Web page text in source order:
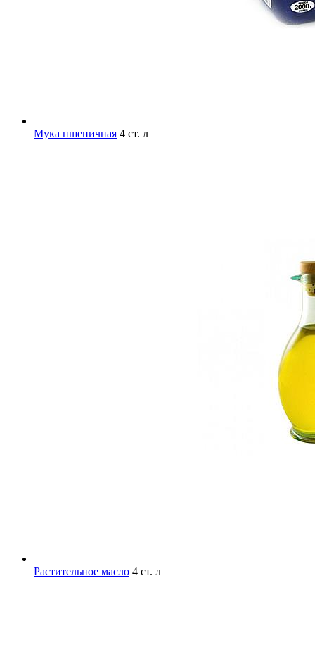
Мука пшеничная 4 ст. л
Растительное масло 4 ст. л